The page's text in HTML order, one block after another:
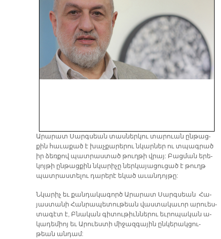
Ա­րա­րատ Սարգ­սեան տաս­ներ­կու տա­րուան ըն­թաց­
քին հա­ւա­քած է խաչ­քա­րե­րու նկար­ներ ու տպագ­րած
իր ձեռ­քով պատ­րաս­տած թուղ­թի վրայ: Բաց­ման ե­րե­
կո­յթի ըն­թաց­քին նկա­րի­չը ներ­կա­յա­ցու­ցած է թուղթ
պատ­րաս­տե­լու դա­րե­րէ ե­կած ա­ւան­դոյ­թը:
Նկա­րիչ եւ քան­դա­կա­գործ Ա­րա­րատ Սարգ­սեան Հա­
յաս­տա­նի Հան­րա­պե­տու­թեան վաս­տա­կա­ւոր ա­րուես­
տա­գէտ է, Բնա­կան գի­տու­թիւն­նե­րու եւ­րո­պա­կան ա­
կա­դե­միոյ եւ Ա­րուես­տի մի­ջազ­գա­յին ըն­կե­րակ­ցու­
թեան ան­դամ: